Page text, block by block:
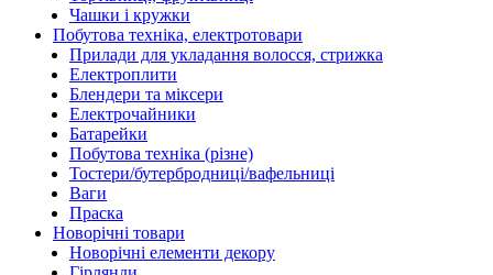
Чашки і кружки
Побутова техніка, електротовари
Прилади для укладання волосся, стрижка
Електроплити
Блендери та міксери
Електрочайники
Батарейки
Побутова техніка (різне)
Тостери/бутербродниці/вафельниці
Ваги
Праска
Новорічні товари
Новорічні елементи декору